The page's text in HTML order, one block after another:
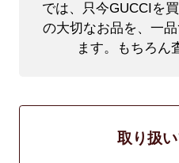
では、只今GUCCIを
の大切なお品を、一
ます。もちろん
取り扱